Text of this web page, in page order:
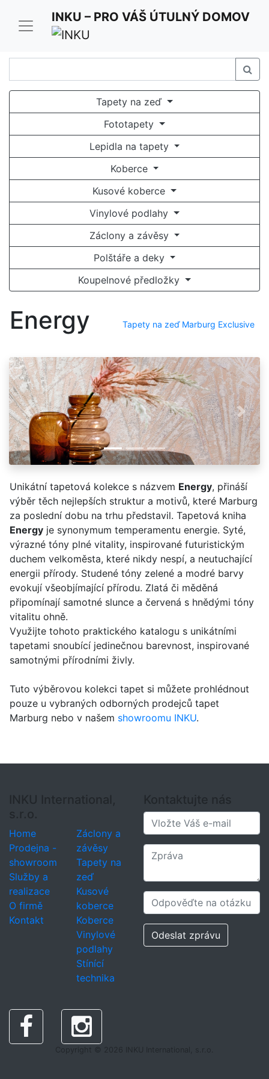
Pro optimální funkci našich stránek používáme cookies.
Užíváním stránek inku.cz souhlasíte s jejich
používáním.Rozumím a souhlasím
INKU – PRO VÁŠ ÚTULNÝ DOMOV
Tapety na zeď
Fototapety
Lepidla na tapety
Koberce
Kusové koberce
Vinylové podlahy
Záclony a závěsy
Polštáře a deky
Koupelnové předložky
Energy Tapety na zeď Marburg Exclusive
Předchozí Další
Unikátní tapetová kolekce s názvem Energy, přináší
výběr těch nejlepších struktur a motivů, které Marburg
za poslední dobu na trhu představil. Tapetová kniha
Energy je synonymum temperamentu energie. Syté,
výrazné tóny plné vitality, inspirované futuristickým
duchem velkoměsta, které nikdy nespí, a neutuchající
energii přírody. Studené tóny zelené a modré barvy
evokují všeobjímající přírodu. Zlatá či měděná
připomínají samotné slunce a červená s hnědými tóny
vitalitu ohně.
Využijte tohoto praktického katalogu s unikátními
tapetami snoubící jedinečnou barevnost, inspirované
samotnými přírodními živly.
Tuto výběrovou kolekci tapet si můžete prohlédnout
pouze u vybraných odborných prodejců tapet
Marburg nebo v našem showroomu INKU.
INKU International,
s.r.o.
Home
Prodejna -
showroom
Služby a
realizace
O firmě
Kontakt
Záclony a
závěsy
Tapety na
zeď
Kusové
koberce
Koberce
Vinylové
podlahy
Stínící
technika
Kontaktujte nás
Odeslat zprávu
Copyright © 2026 INKU International, s.r.o.